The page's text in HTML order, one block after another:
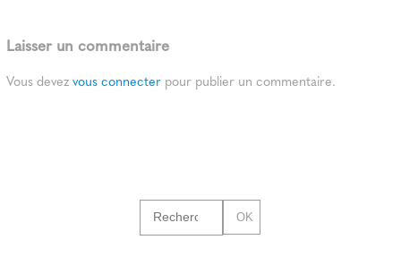
Laisser un commentaire
Vous devezvous connecter pour publier un commentaire.
OK